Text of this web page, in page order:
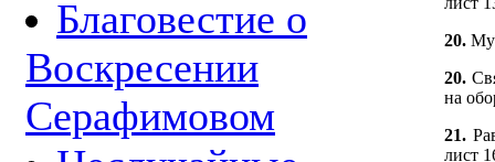
Благовестие о
Воскресении
Серафимовом
20.
20.
на
21.
лист